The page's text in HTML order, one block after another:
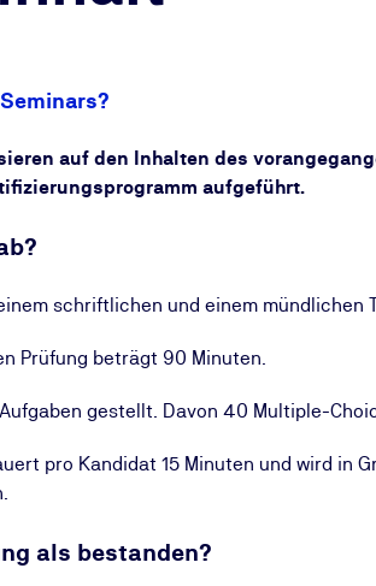
auf den Inhalten des
aufgeführt.
schriftlichen und einem mündlichen
Prüfung beträgt 90 Minuten.
gestellt. Davon 40 Multiple-
pro Kandidat 15 Minuten und wird in
als bestanden?